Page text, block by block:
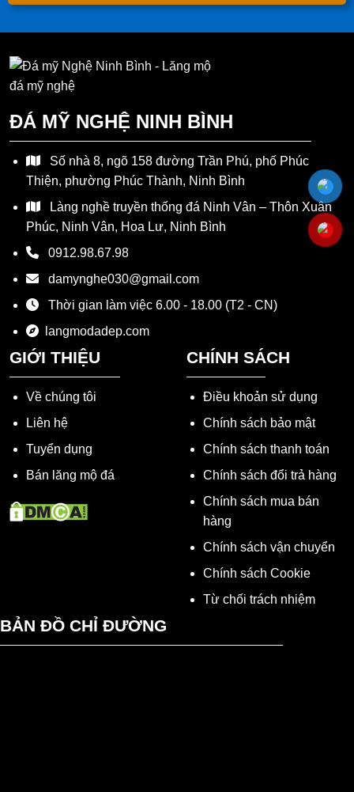
ĐÁ MỸ NGHỆ NINH BÌNH
Số nhà 8, ngõ 158 đường Trần Phú, phố Phúc
Thiện, phường Phúc Thành, Ninh Bình
Làng nghề truyền thống đá Ninh Vân – Thôn Xuân
Phúc, Ninh Vân, Hoa Lư, Ninh Bình
0912.98.67.98
damynghe030@gmail.com
Thời gian làm việc 6.00 - 18.00 (T2 - CN)
langmodadep.com
GIỚI THIỆU
Về chúng tôi
Liên hệ
Tuyển dụng
Bán lăng mộ đá
CHÍNH SÁCH
Điều khoản sử dụng
Chính sách bảo mật
Chính sách thanh toán
Chính sách đổi trả hàng
Chính sách mua bán
hàng
Chính sách vận chuyển
Chính sách Cookie
Từ chối trách nhiệm
BẢN ĐỒ CHỈ ĐƯỜNG